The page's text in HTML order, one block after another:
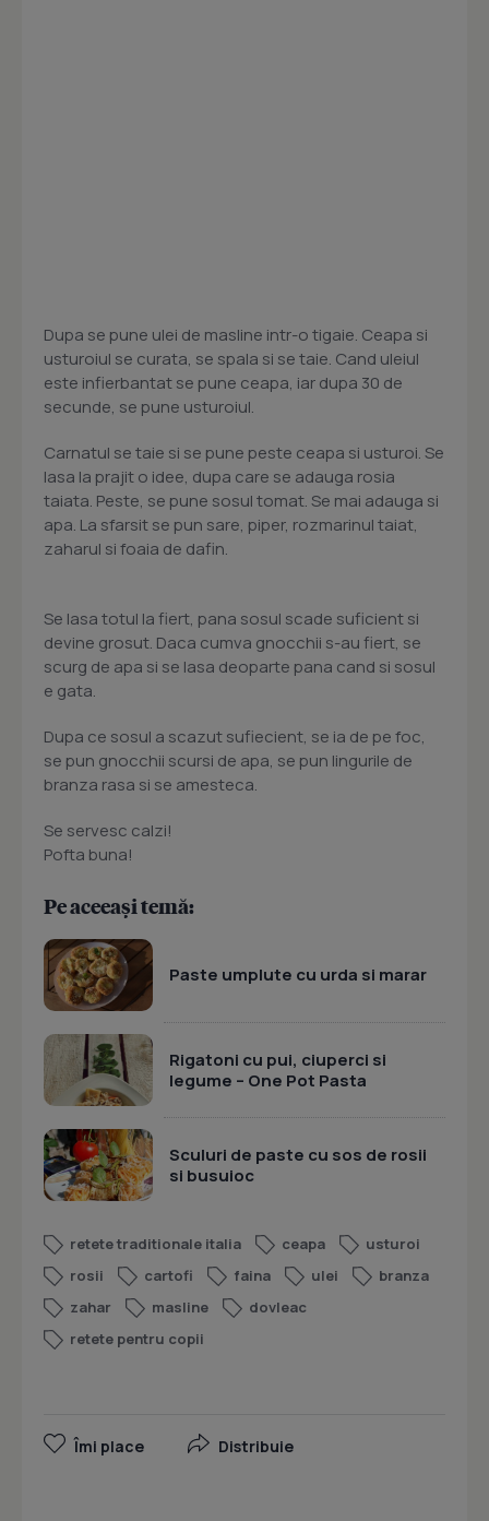
Dupa se pune ulei de masline intr-o tigaie. Ceapa si
usturoiul se curata, se spala si se taie. Cand uleiul
este infierbantat se pune ceapa, iar dupa 30 de
secunde, se pune usturoiul.
Carnatul se taie si se pune peste ceapa si usturoi. Se
lasa la prajit o idee, dupa care se adauga rosia
taiata. Peste, se pune sosul tomat. Se mai adauga si
apa. La sfarsit se pun sare, piper, rozmarinul taiat,
zaharul si foaia de dafin.
Se lasa totul la fiert, pana sosul scade suficient si
devine grosut. Daca cumva gnocchii s-au fiert, se
scurg de apa si se lasa deoparte pana cand si sosul
e gata.
Dupa ce sosul a scazut sufiecient, se ia de pe foc,
se pun gnocchii scursi de apa, se pun lingurile de
branza rasa si se amesteca.
Se servesc calzi!
Pofta buna!
Pe aceeași temă:
Paste umplute cu urda si marar
Rigatoni cu pui, ciuperci si
legume – One Pot Pasta
Sculuri de paste cu sos de rosii
si busuioc
retete traditionale italia ceapa
usturoi
rosii
cartofi faina ulei
branza
zahar
masline
dovleac
retete pentru copii
Îmi place Distribuie